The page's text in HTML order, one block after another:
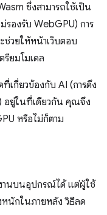
ซึ่งสามารถใช้เป็น
รองรับ WebGPU) การ
วยให้หน้าเว็บตอบ
รียมโมเดล
เกี่ยวข้องกับ AI (การดึง
) อยู่ในที่เดียวกัน คุณจึง
หรือไม่ก็ตาม
านบนอุปกรณ์ได้ แต่ผู้ใช้
หนักในภายหลัง วิธีลด